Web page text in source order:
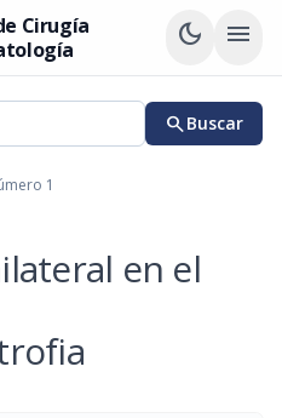
Cirugía
dark_mode menu
searchBuscar
1
en el